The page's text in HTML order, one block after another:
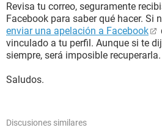
Revisa tu correo, seguramente
Facebook para saber qué hacer. Si
enviar una apelación a Facebook
vinculado a tu perfil. Aunque si te
siempre, será imposible recuperarla.
Saludos.
Discusiones similares